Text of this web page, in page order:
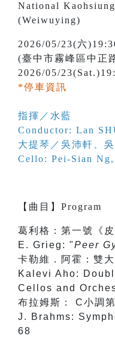
National
(Weiwuying)
2026/05/23(六
(臺中市霧峰區中正
2026/05/
*停車資訊
指揮／水藍
Conductor: Lan
大提琴／ 吳沛軒
Cello: Pei-Sian Ng,
【 曲目 】 Program
葛利格：第一號《
E. Grieg: "Peer
卡勒維．阿霍：雙
Kalevi Aho:
Cellos and
布拉姆斯： C小調
J. Brahms:
68